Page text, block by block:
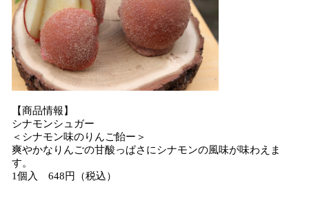
​【商品情報】
シナモンシュガー
＜シナモン味のりんご飴ー＞
爽やかなりんごの甘酸っぱさにシナモンの風味が味わえま
す。
1個入 648円（税込）